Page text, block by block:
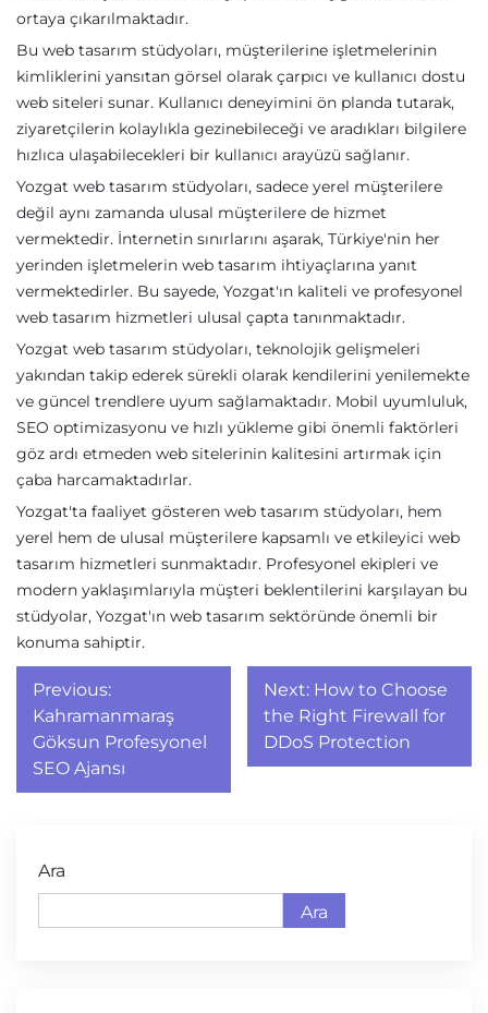
ortaya çıkarılmaktadır.
Bu web tasarım stüdyoları, müşterilerine işletmelerinin
kimliklerini yansıtan görsel olarak çarpıcı ve kullanıcı dostu
web siteleri sunar. Kullanıcı deneyimini ön planda tutarak,
ziyaretçilerin kolaylıkla gezinebileceği ve aradıkları bilgilere
hızlıca ulaşabilecekleri bir kullanıcı arayüzü sağlanır.
Yozgat web tasarım stüdyoları, sadece yerel müşterilere
değil aynı zamanda ulusal müşterilere de hizmet
vermektedir. İnternetin sınırlarını aşarak, Türkiye'nin her
yerinden işletmelerin web tasarım ihtiyaçlarına yanıt
vermektedirler. Bu sayede, Yozgat'ın kaliteli ve profesyonel
web tasarım hizmetleri ulusal çapta tanınmaktadır.
Yozgat web tasarım stüdyoları, teknolojik gelişmeleri
yakından takip ederek sürekli olarak kendilerini yenilemekte
ve güncel trendlere uyum sağlamaktadır. Mobil uyumluluk,
SEO optimizasyonu ve hızlı yükleme gibi önemli faktörleri
göz ardı etmeden web sitelerinin kalitesini artırmak için
çaba harcamaktadırlar.
Yozgat'ta faaliyet gösteren web tasarım stüdyoları, hem
yerel hem de ulusal müşterilere kapsamlı ve etkileyici web
tasarım hizmetleri sunmaktadır. Profesyonel ekipleri ve
modern yaklaşımlarıyla müşteri beklentilerini karşılayan bu
stüdyolar, Yozgat'ın web tasarım sektöründe önemli bir
konuma sahiptir.
Yazı
gezinmesi
Previous:
Kahramanmaraş
Göksun Profesyonel
SEO Ajansı
Next: How to Choose
the Right Firewall for
DDoS Protection
Ara
Ara